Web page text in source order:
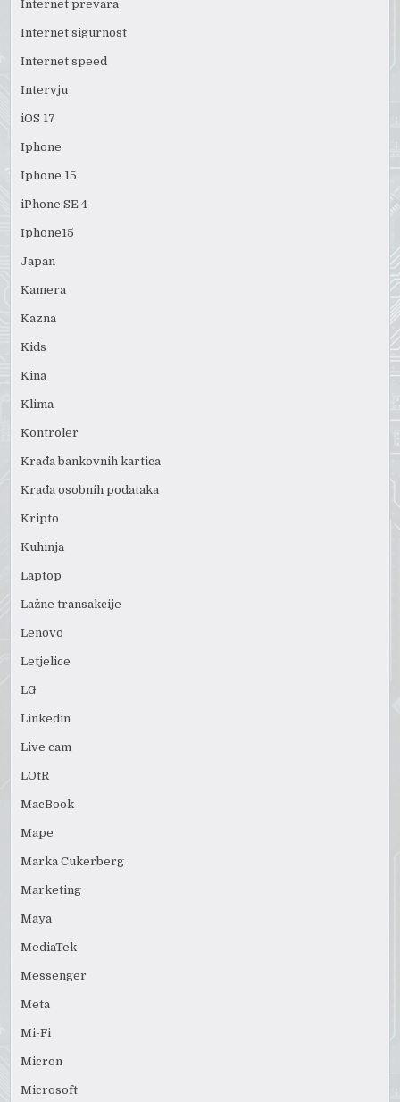
Internet prevara
Internet sigurnost
Internet speed
Intervju
iOS 17
Iphone
Iphone 15
iPhone SE 4
Iphone15
Japan
Kamera
Kazna
Kids
Kina
Klima
Kontroler
Krađa bankovnih kartica
Krađa osobnih podataka
Kripto
Kuhinja
Laptop
Lažne transakcije
Lenovo
Letjelice
LG
Linkedin
Live cam
LOtR
MacBook
Mape
Marka Cukerberg
Marketing
Maya
MediaTek
Messenger
Meta
Mi-Fi
Micron
Microsoft